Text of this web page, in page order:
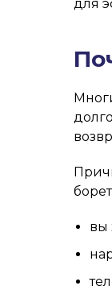
для
вы